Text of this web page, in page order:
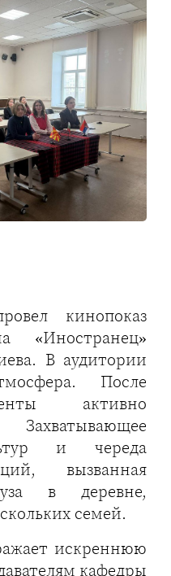
кинопоказ
«Иностранец»
В аудитории
После
активно
и череда
вызванная
в деревне,
семей.
искреннюю
кафедры